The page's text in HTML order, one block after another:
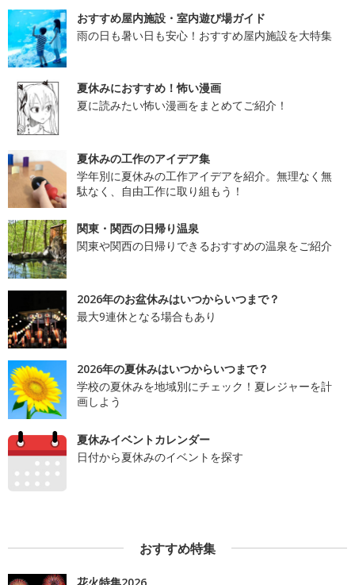
おすすめ屋内施設・室内遊び場ガイド
雨の日も暑い日も安心！おすすめ屋内施設を大特集
夏休みにおすすめ！怖い漫画
夏に読みたい怖い漫画をまとめてご紹介！
夏休みの工作のアイデア集
学年別に夏休みの工作アイデアを紹介。無理なく無
駄なく、自由工作に取り組もう！
関東・関西の日帰り温泉
関東や関西の日帰りできるおすすめの温泉をご紹介
2026年のお盆休みはいつからいつまで？
最大9連休となる場合もあり
2026年の夏休みはいつからいつまで？
学校の夏休みを地域別にチェック！夏レジャーを計
画しよう
夏休みイベントカレンダー
日付から夏休みのイベントを探す
おすすめ特集